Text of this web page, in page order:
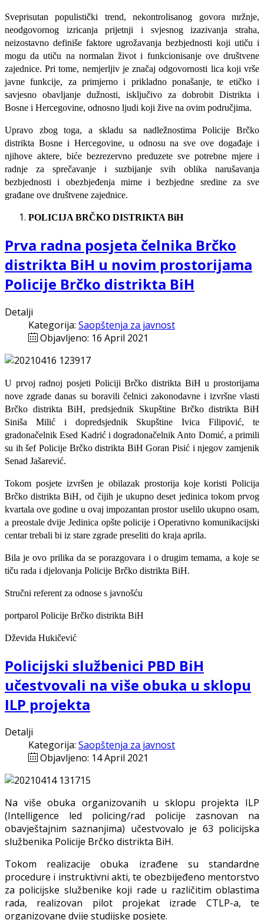
Sveprisutan populistički trend, nekontrolisanog govora mržnje,
neodgovornog izricanja prijetnji i svjesnog izazivanja straha,
neizostavno definiše faktore ugrožavanja bezbjednosti koji utiču i
mogu da utiču na normalan život i funkcionisanje ove društvene
zajednice. Pri tome, nemjerljiv je značaj odgovornosti lica koji vrše
javne funkcije, za primjerno i prikladno ponašanje, te etičko i
savjesno obavljanje dužnosti, isključivo za dobrobit Distrikta i
Bosne i Hercegovine, odnosno ljudi koji žive na ovim područjima.
Upravo zbog toga, a skladu sa nadležnostima Policije Brčko
distrikta Bosne i Hercegovine, u odnosu na sve ove događaje i
njihove aktere, biće bezrezervno preduzete sve potrebne mjere i
radnje za sprečavanje i suzbijanje svih oblika narušavanja
bezbjednosti i obezbjeđenja mirne i bezbjedne sredine za sve
građane ove društvene zajednice.
POLICIJA BRČKO DISTRIKTA BiH
Prva radna posjeta čelnika Brčko
distrikta BiH u novim prostorijama
Policije Brčko distrikta BiH
Detalji
Kategorija: Saopštenja za javnost
Objavljeno: 16 April 2021
U prvoj radnoj posjeti Policiji Brčko distrikta BiH u prostorijama
nove zgrade danas su boravili čelnici zakonodavne i izvršne vlasti
Brčko distrikta BiH, predsjednik Skupštine Brčko distrikta BiH
Siniša Milić i dopredsjednik Skupštine Ivica Filipović, te
gradonačelnik Esed Kadrić i dogradonačelnik Anto Domić, a primili
su ih šef Policije Brčko distrikta BiH Goran Pisić i njegov zamjenik
Senad Jašarević.
Tokom posjete izvršen je obilazak prostorija koje koristi Policija
Brčko distrikta BiH, od čijih je ukupno deset jedinica tokom prvog
kvartala ove godine u ovaj impozantan prostor uselilo ukupno osam,
a preostale dvije Jedinica opšte policije i Operativno komunikacijski
centar trebali bi iz stare zgrade preseliti do kraja aprila.
Bila je ovo prilika da se porazgovara i o drugim temama, a koje se
tiču rada i djelovanja Policije Brčko distrikta BiH.
Stručni referent za odnose s javnošću
portparol Policije Brčko distrikta BiH
Dževida Hukičević
Policijski službenici PBD BiH
učestvovali na više obuka u sklopu
ILP projekta
Detalji
Kategorija: Saopštenja za javnost
Objavljeno: 14 April 2021
Na više obuka organizovanih u sklopu projekta ILP
(Intelligence led policing/rad policije zasnovan na
obavještajnim saznanjima) učestvovalo je 63 policijska
službenika Policije Brčko distrikta BiH.
Tokom realizacije obuka izrađene su standardne
procedure i instruktivni akti, te obezbijeđeno mentorstvo
za policijske službenike koji rade u različitim oblastima
rada, realizovan pilot projekat izrade CTLP-a, te
organizovane dvije studijske posjete.